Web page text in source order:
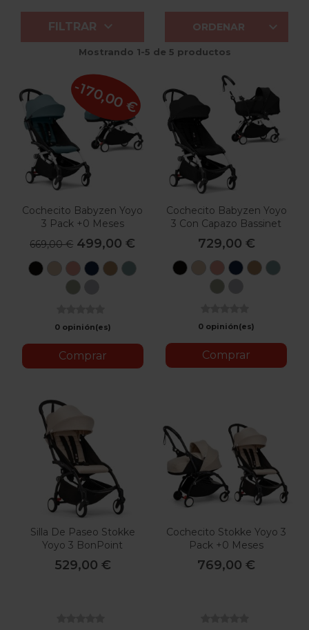
ORDENAR 
FILTRAR 
Mostrando 1-5 de 5 productos
Cochecito Babyzen Yoyo
3 Pack +0 Meses
669,00 € 499,00 €
BlackTaupeGinger
Air Toffee
0 opinión(es)
Comprar
-170,00 €
Cochecito Babyzen Yoyo
3 Con Capazo Bassinet
729,00 €
BlackTaupe
Ginger
Air
Toffee
Oliva
0 opinión(es)
Comprar
Silla De Paseo Stokke
Yoyo 3 BonPoint
529,00 €
Cochecito Stokke Yoyo 3
Pack +0 Meses
BonPoint
769,00 €